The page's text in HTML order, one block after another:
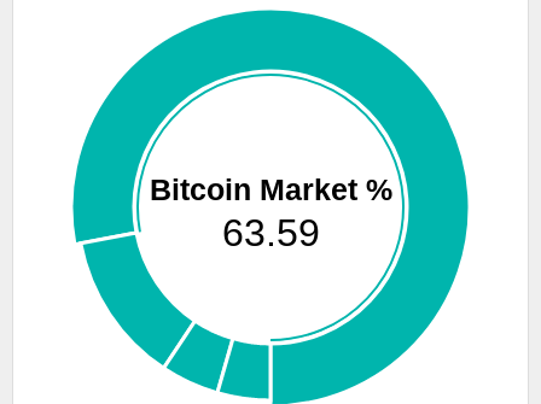
래
량
인
Bitcoin Market %
63.59